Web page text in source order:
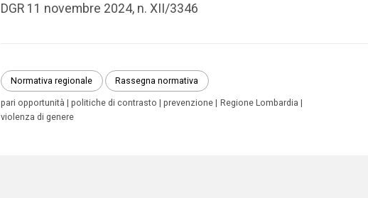
DGR 11 novembre 2024, n. XII/3346
Normativa regionale Rassegna normativa
pari opportunità politiche di contrasto prevenzione
Regione Lombardia
violenza di genere